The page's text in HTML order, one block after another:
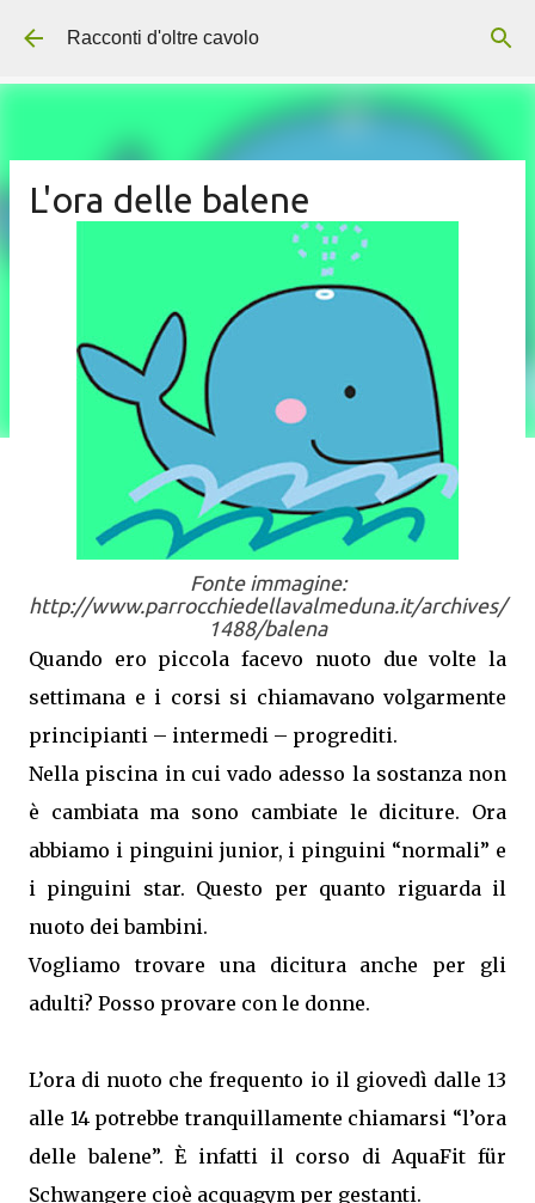
Passa ai contenuti principali
Racconti d'oltre cavolo
L'ora delle balene
Fonte immagine:
http://www.parrocchiedellavalmeduna.it/archives/
1488/balena
Quando ero piccola facevo nuoto due volte la
settimana e i corsi si chiamavano volgarmente
principianti – intermedi – progrediti.
Nella piscina in cui vado adesso la sostanza non
è cambiata ma sono cambiate le diciture. Ora
abbiamo i pinguini junior, i pinguini “normali” e
i pinguini star. Questo per quanto riguarda il
nuoto dei bambini.
Vogliamo trovare una dicitura anche per gli
adulti? Posso provare con le donne.
L’ora di nuoto che frequento io il giovedì dalle 13
alle 14 potrebbe tranquillamente chiamarsi “l’ora
delle balene”. È infatti il corso di AquaFit für
Schwangere cioè acquagym per gestanti.